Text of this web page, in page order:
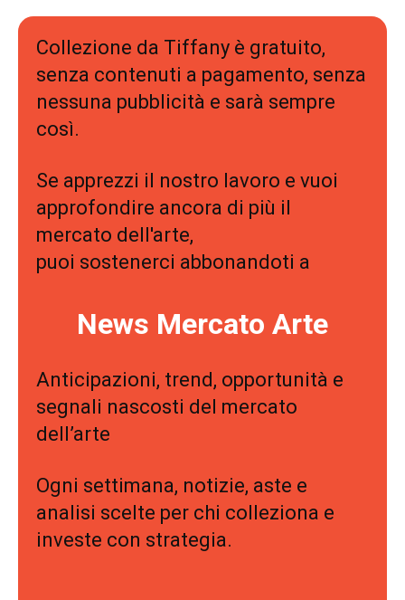
Collezione da Tiffany è gratuito,
senza contenuti a pagamento, senza
nessuna pubblicità e sarà sempre
così.
Se apprezzi il nostro lavoro e vuoi
approfondire ancora di più il
mercato dell'arte,
puoi sostenerci abbonandoti a
News Mercato Arte
Anticipazioni, trend, opportunità e
segnali nascosti del mercato
dell’arte
Ogni settimana, notizie, aste e
analisi scelte per chi colleziona e
investe con strategia.